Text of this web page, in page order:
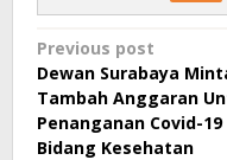
Post
navigation
Previous post
Dewan Surabaya
Tambah Anggaran
Penanganan Covid-19
Bidang Kesehatan